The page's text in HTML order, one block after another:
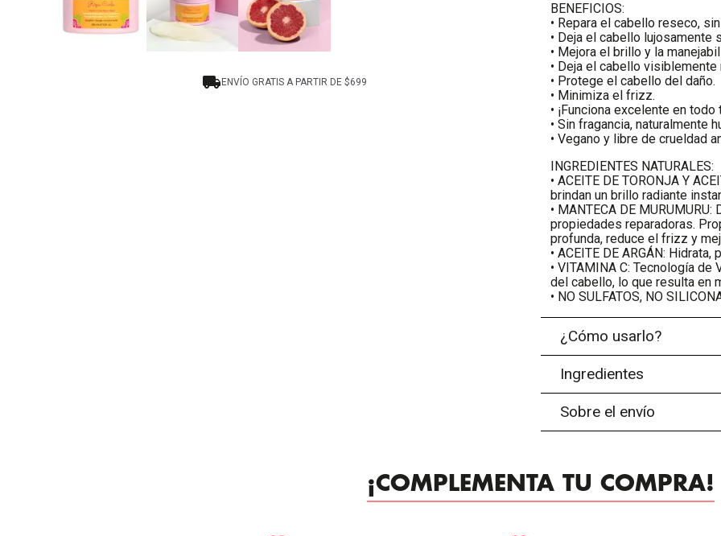
ENVÍO GRATIS A PARTIR DE $699
BENEFICIOS:
• Repara el cabello reseco,
• Deja el cabello lujosamente
• Mejora el brillo y la
• Deja el cabello visiblemente
• Protege el cabello del daño.
• Minimiza el frizz.
• ¡Funciona excelente en
• Sin fragancia, naturalmente
• Vegano y libre de crueldad
INGREDIENTES NATURALES:
• ACEITE DE TORONJA Y
brindan un brillo radiante
• MANTECA DE
propiedades reparadoras.
profunda, reduce el frizz y
• ACEITE DE ARGÁN:
• VITAMINA C: Tecnología
del cabello, lo que resulta en
• NO SULFATOS, NO
¿Cómo usarlo?
Ingredientes
Sobre el envío
¡COMPLEMENTA TU COMPRA!